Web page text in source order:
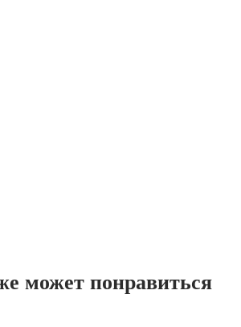
может понравиться